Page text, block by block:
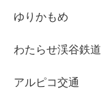
ゆりかもめ
わたらせ渓谷鉄道
アルピコ交通